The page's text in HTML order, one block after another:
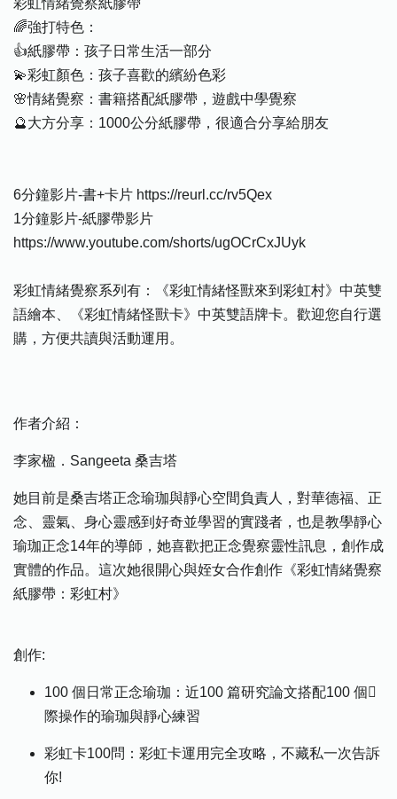
彩虹情緒覺察紙膠帶
🌈強打特色：
👍紙膠帶：孩子日常生活一部分
💫彩虹顏色：孩子喜歡的繽紛色彩
🌸情緒覺察：書籍搭配紙膠帶，遊戲中學覺察
🔮大方分享：1000公分紙膠帶，很適合分享給朋友
6分鐘影片-書+卡片 https://reurl.cc/rv5Qex
1分鐘影片-紙膠帶影片
https://www.youtube.com/shorts/ugOCrCxJUyk
彩虹情緒覺察系列有：《彩虹情緒怪獸來到彩虹村》中英雙
語繪本、《彩虹情緒怪獸卡》中英雙語牌卡。歡迎您自行選
購，方便共讀與活動運用。
作者介紹：
李家楹．Sangeeta 桑吉塔
她目前是桑吉塔正念瑜珈與靜心空間負責人，對華德福、正
念、靈氣、身心靈感到好奇並學習的實踐者，也是教學靜心
瑜珈正念14年的導師，她喜歡把正念覺察靈性訊息，創作成
實體的作品。這次她很開心與姪女合作創作《彩虹情緒覺察
紙膠帶：彩虹村》
創作:
100 個日常正念瑜珈：近100 篇研究論文搭配100 個􏰀
際操作的瑜珈與靜心練習
彩虹卡100問：彩虹卡運用完全攻略，不藏私一次告訴
你!